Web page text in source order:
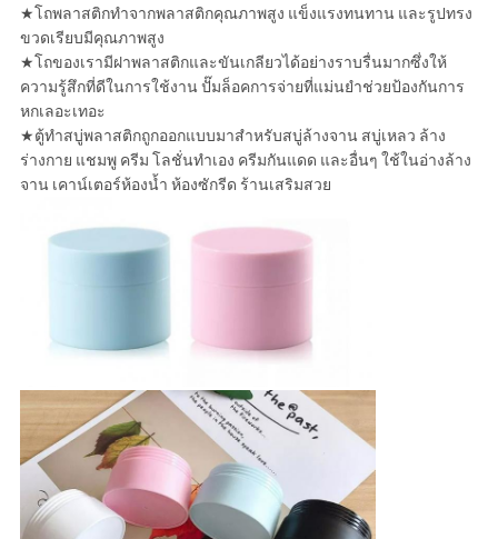
★โถพลาสติกทำจากพลาสติกคุณภาพสูง แข็งแรงทนทาน และรูปทรง
ขวดเรียบมีคุณภาพสูง
★โถของเรามีฝาพลาสติกและขันเกลียวได้อย่างราบรื่นมากซึ่งให้
ความรู้สึกที่ดีในการใช้งาน ปั๊มล็อคการจ่ายที่แม่นยำช่วยป้องกันการ
หกเลอะเทอะ
★ตู้ทำสบู่พลาสติกถูกออกแบบมาสำหรับสบู่ล้างจาน สบู่เหลว ล้าง
ร่างกาย แชมพู ครีม โลชั่นทำเอง ครีมกันแดด และอื่นๆ ใช้ในอ่างล้าง
จาน เคาน์เตอร์ห้องน้ำ ห้องซักรีด ร้านเสริมสวย